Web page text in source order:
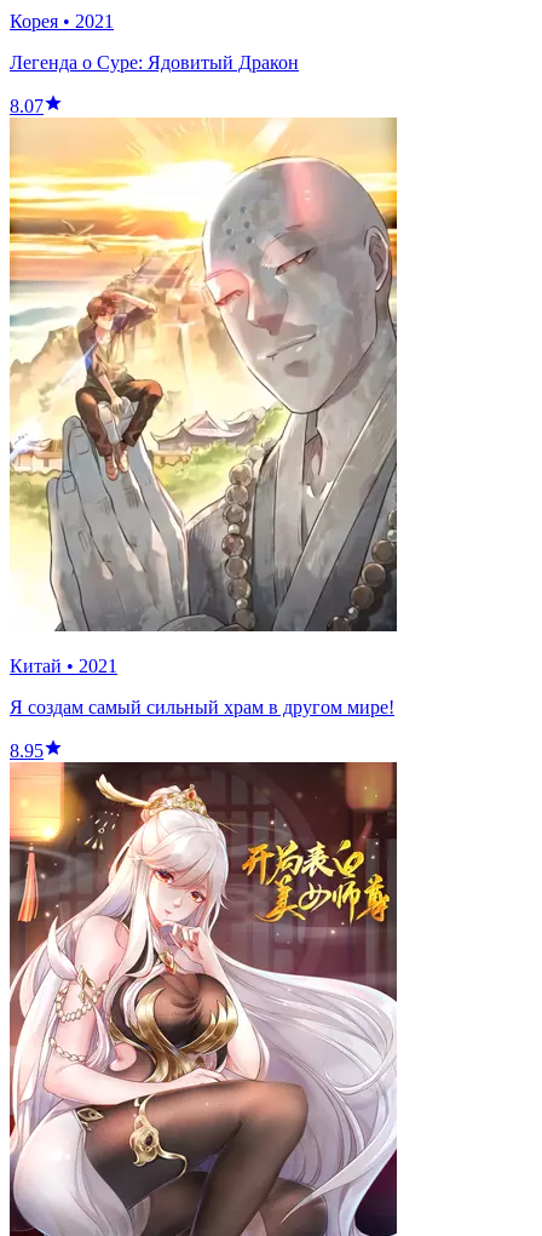
Корея • 2021
Легенда о Суре: Ядовитый Дракон
8.07
Китай • 2021
Я создам самый сильный храм в другом мире!
8.95